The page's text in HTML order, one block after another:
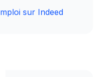
sur Indeed